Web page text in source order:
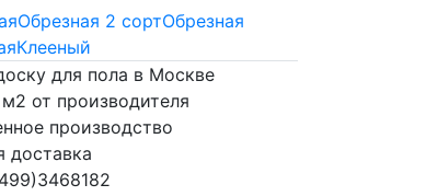
Обрезная 2 сортОбрезная
Клееный
для пола в Москве
от производителя
производство
доставка